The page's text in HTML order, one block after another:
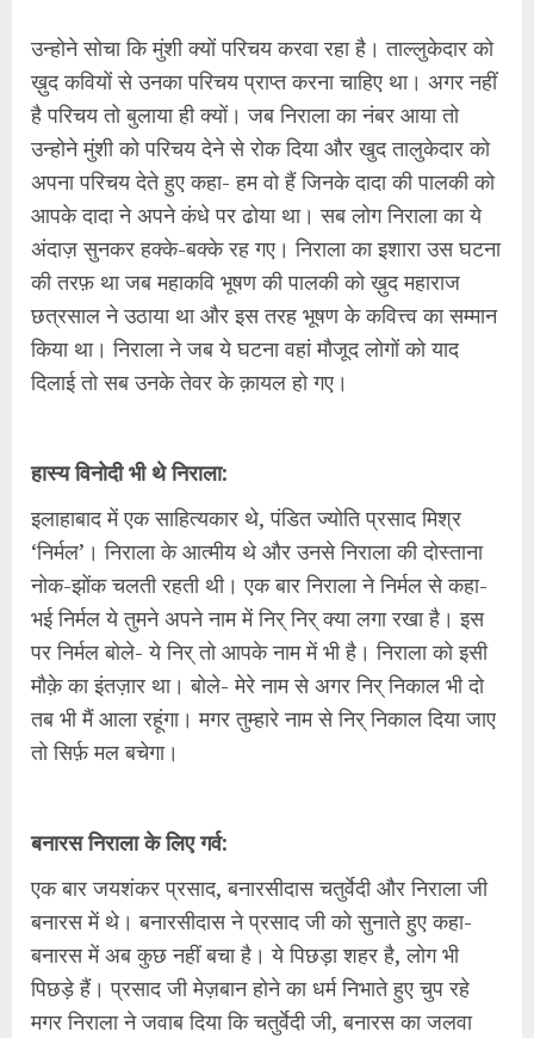
उन्होने सोचा कि मुंशी क्यों परिचय करवा रहा है। ताल्लुकेदार को
ख़ुद कवियों से उनका परिचय प्राप्त करना चाहिए था। अगर नहीं
है परिचय तो बुलाया ही क्यों। जब निराला का नंबर आया तो
उन्होने मुंशी को परिचय देने से रोक दिया और खुद तालुकेदार को
अपना परिचय देते हुए कहा- हम वो हैं जिनके दादा की पालकी को
आपके दादा ने अपने कंधे पर ढोया था। सब लोग निराला का ये
अंदाज़ सुनकर हक्के-बक्के रह गए। निराला का इशारा उस घटना
की तरफ़ था जब महाकवि भूषण की पालकी को ख़ुद महाराज
छत्रसाल ने उठाया था और इस तरह भूषण के कवित्त्व का सम्मान
किया था। निराला ने जब ये घटना वहां मौजूद लोगों को याद
दिलाई तो सब उनके तेवर के क़ायल हो गए।
हास्य विनोदी भी थे निराला:
इलाहाबाद में एक साहित्यकार थे, पंडित ज्योति प्रसाद मिश्र
‘निर्मल’। निराला के आत्मीय थे और उनसे निराला की दोस्ताना
नोक-झोंक चलती रहती थी। एक बार निराला ने निर्मल से कहा-
भई निर्मल ये तुमने अपने नाम में निर् निर् क्या लगा रखा है। इस
पर निर्मल बोले- ये निर् तो आपके नाम में भी है। निराला को इसी
मौक़े का इंतज़ार था। बोले- मेरे नाम से अगर निर् निकाल भी दो
तब भी मैं आला रहूंगा। मगर तुम्हारे नाम से निर् निकाल दिया जाए
तो सिर्फ़ मल बचेगा।
बनारस निराला के लिए गर्व:
एक बार जयशंकर प्रसाद, बनारसीदास चतुर्वेदी और निराला जी
बनारस में थे। बनारसीदास ने प्रसाद जी को सुनाते हुए कहा-
बनारस में अब कुछ नहीं बचा है। ये पिछड़ा शहर है, लोग भी
पिछड़े हैं। प्रसाद जी मेज़बान होने का धर्म निभाते हुए चुप रहे
मगर निराला ने जवाब दिया कि चतुर्वेदी जी, बनारस का जलवा